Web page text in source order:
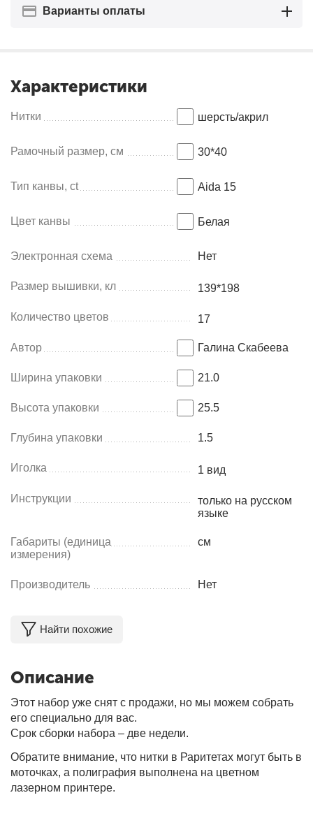
Варианты оплаты
Характеристики
Нитки шерсть/акрил
Рамочный размер, см 30*40
Тип канвы, ct Aida 15
Цвет канвы Белая
Электронная схема Нет
Размер вышивки, кл 139*198
Количество цветов 17
Автор Галина Скабеева
Ширина упаковки 21.0
Высота упаковки 25.5
Глубина упаковки 1.5
Иголка 1 вид
Инструкции
только на русском
языке
Габариты (единица
измерения)
см
Производитель Нет
Найти похожие
Описание
Этот набор уже снят с продажи, но мы можем собрать
его специально для вас.
Срок сборки набора – две недели.
Обратите внимание, что нитки в Раритетах могут быть в
моточках, а полиграфия выполнена на цветном
лазерном принтере.